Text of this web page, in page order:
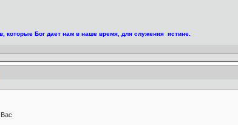
которые Бог дает нам в наше время, для служения истине.